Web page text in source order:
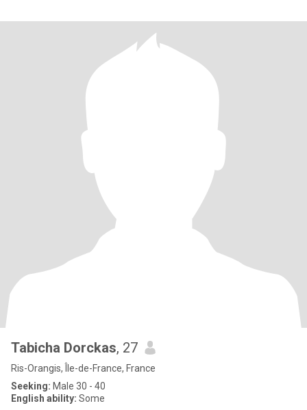
Tabicha Dorckas, 27
Ris-Orangis, Île-de-France, France
Seeking: Male 30 - 40
English ability: Some